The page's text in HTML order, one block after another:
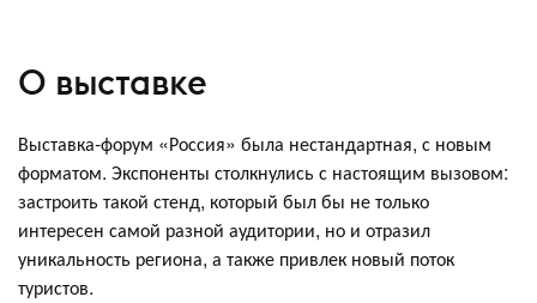
О выставке
Выставка-форум «Россия» была нестандартная, с новым
форматом. Экспоненты столкнулись с настоящим вызовом:
застроить такой стенд, который был бы не только
интересен самой разной аудитории, но и отразил
уникальность региона, а также привлек новый поток
туристов.